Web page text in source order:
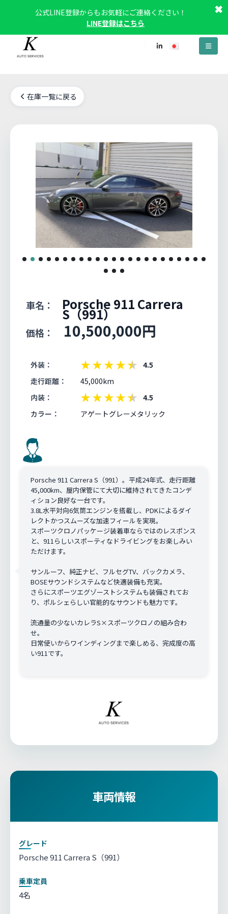
公式LINE登録からもお気軽にご連絡ください！
LINE登録はこちら
✖
在庫一覧に戻る
車名： Porsche 911 Carrera
S（991）
価格： 10,500,000円
外装： ★★★★★ 4.5
走行距離：
45,000km
内装：
★★★★★ 4.5
カラー：
アゲートグレーメタリック
Porsche 911 Carrera S（991）。平成24年式、走行距離
45,000km、屋内保管にて大切に維持されてきたコンデ
ィション良好な一台です。
3.8L水平対向6気筒エンジンを搭載し、PDKによるダイ
レクトかつスムーズな加速フィールを実現。
スポーツクロノパッケージ装着車ならではのレスポンス
と、911らしいスポーティなドライビングをお楽しみい
ただけます。
サンルーフ、純正ナビ、フルセグTV、バックカメラ、
BOSEサウンドシステムなど快適装備も充実。
さらにスポーツエグゾーストシステムも装備されてお
り、ポルシェらしい官能的なサウンドも魅力です。
流通量の少ないカレラS×スポーツクロノの組み合わ
せ。
日常使いからワインディングまで楽しめる、完成度の高
い911です。
車両情報
グレード
Porsche 911 Carrera S（991）
乗車定員
4名